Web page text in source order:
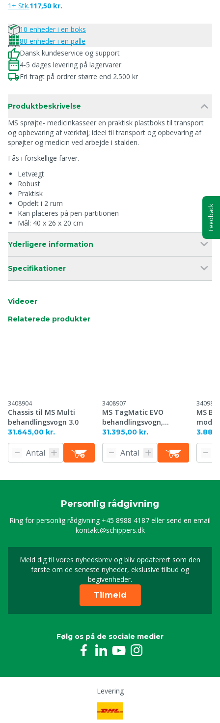
1+ Stk.117,50 kr.
10 enheder i en boks
80 enheder i en palle
Dansk kundeservice og support
4-5 dages levering på lagervarer
Fri fragt på ordrer større end 2.500 kr
Produktbeskrivelse
MS sprøjte- medicinkasseer en praktisk plastboks til transport
og opbevaring af værktøj; ideel til transport og opbevaring af
sprøjter og medicin ved arbejde i stalden.
Fås i forskellige farver.
Letvægt
Robust
Praktisk
Opdelt i 2 rum
Kan placeres på pen-partitionen
Mål: 40 x 26 x 20 cm
Yderligere information
Specifikationer
Videoer
Relaterede produkter
3408904
Chassis til MS Multi
behandlingsvogn 3.0
31.645,00 kr.
3408907
MS TagMatic EVO
behandlingsvogn,
komplet
31.395,00 kr.
3409820
MS
Personlig rådgivning
Ring for personlig rådgivning +45 8988 4187 eller send en email
kontakt@schippers.dk
Meld dig til vores nyhedsbrev og bliv opdaterert som den
første om de seneste nyheder, ekslusive tilbud og
begivenheder.
Timeld dig vores
Tilmeld
Følg os på de sociale medier
Levering
Feedback